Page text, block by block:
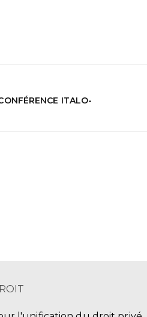
ITALO-